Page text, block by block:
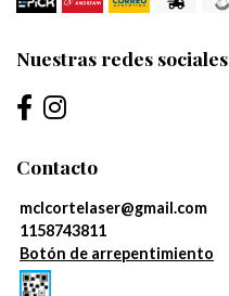
Nuestras redes sociales
Contacto
mclcortelaser@gmail.com
1158743811
Botón de arrepentimiento